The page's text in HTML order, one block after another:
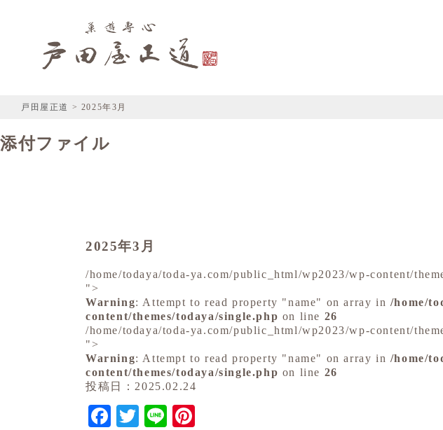
戸田屋正道 > 2025年3月
添付ファイル
2025年3月
/home/todaya/toda-ya.com/public_html/wp2023/wp-content/
">
Warning: Attempt to read property "name" on array in /home/
content/themes/todaya/single.php on line 26
/home/todaya/toda-ya.com/public_html/wp2023/wp-content/
">
Warning: Attempt to read property "name" on array in /home/
content/themes/todaya/single.php on line 26
投稿日：2025.02.24
Facebook
Twitter
Line